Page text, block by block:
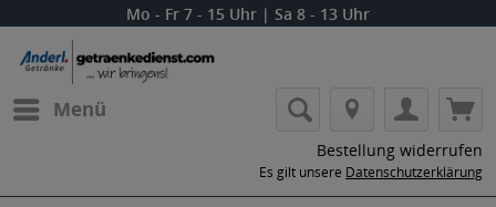
Mo - Fr 7 - 15 Uhr | Sa 8 - 13 Uhr
Menü
Bestellung widerrufen
Es gilt unsere Datenschutzerklärung